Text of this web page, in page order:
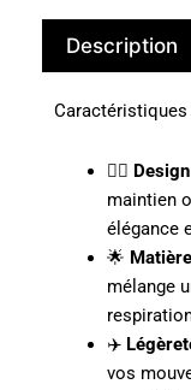
Description
Caractéristiques
🧗‍♂️
maintien
élégance
🌟
mélange
✈️
vos